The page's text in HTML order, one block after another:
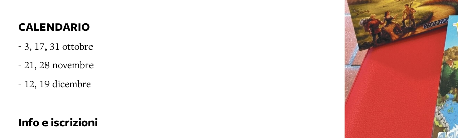
CALENDARIO
- 3, 17, 31 ottobre
- 21, 28 novembre
- 12, 19 dicembre
Info e iscrizioni